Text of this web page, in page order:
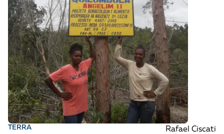
TERRA Rafael Ciscati